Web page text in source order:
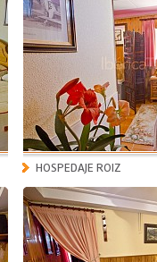
HOSPEDAJE ROIZ